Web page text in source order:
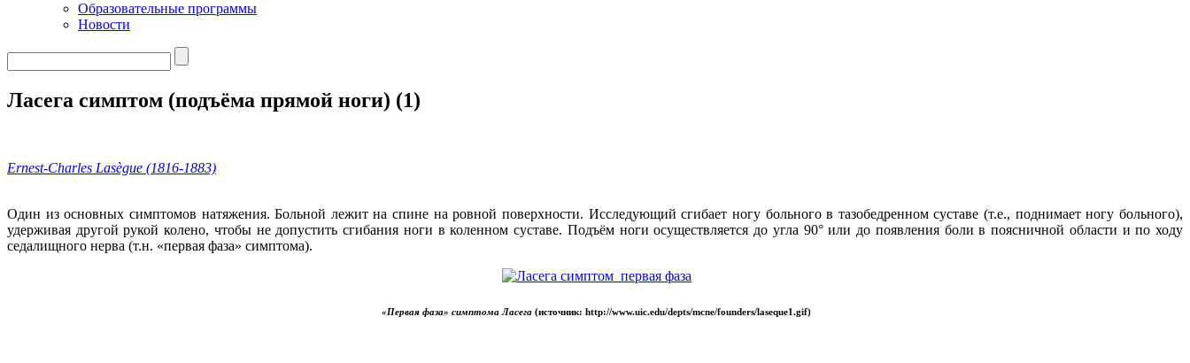
Образовательные программы
Новости
Ласега симптом (подъёма прямой ноги) (1)
Ernest-Charles Lasègue (1816-1883)
Один из основных симптомов натяжения. Больной лежит на спине на ровной поверхности. Исследующий сгибает ногу больного в тазобедренном суставе (т.е., поднимает ногу больного),
удерживая другой рукой колено, чтобы не допустить сгибания ноги в коленном суставе. Подъём ноги осуществляется до угла 90° или до появления боли в поясничной области и по ходу
седалищного нерва (т.н. «первая фаза» симптома).
«Первая фаза» симптома Ласега (источник: http://www.uic.edu/depts/mcne/founders/laseque1.gif)